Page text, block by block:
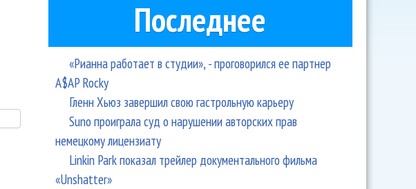
Последнее
«Рианна работает в студии», - проговорился ее партнер
A$AP Rocky
Гленн Хьюз завершил свою гастрольную карьеру
Suno проиграла суд о нарушении авторских прав
немецкому лицензиату
Linkin Park показал трейлер документального фильма
«Unshatter»